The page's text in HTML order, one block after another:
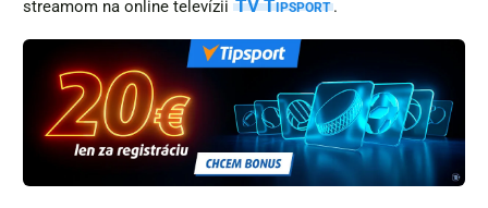
streamom na online televízii TV Tipsport.